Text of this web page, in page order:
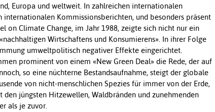
Europa und weltweit. In zahlreichen internationalen
Kommissionsberichten, und besonders präsent
on Climate Change, im Jahr 1988, zeigte sich nicht nur ein
Wirtschaftens und Konsumierens». In ihrer Folge
umweltpolitisch negativer Effekte eingerichtet.
prominent von einem «New Green Deal» die Rede, der auf
so eine nüchterne Bestandsaufnahme, steigt der globale
von nicht-menschlichen Spezies für immer von der Erde,
jüngsten Hitzewellen, Waldbränden und zunehmenden
als je zuvor.